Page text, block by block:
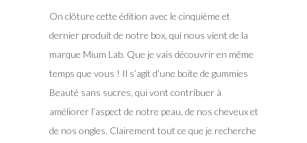
On clôture cette édition avec le cinquième et
dernier produit de notre box, qui nous vient de la
marque Mium Lab. Que je vais découvrir en même
temps que vous ! Il s’agit d’une boite de gummies
Beauté sans sucres, qui vont contribuer à
améliorer l’aspect de notre peau, de nos cheveux et
de nos ongles. Clairement tout ce que je recherche